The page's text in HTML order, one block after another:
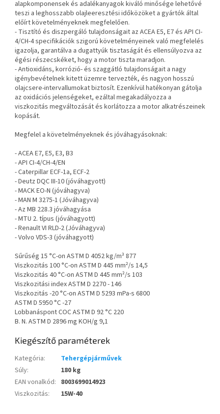
alapkomponensek és adalékanyagok kiváló minősége lehetővé
teszi a leghosszabb olajleeresztési időközöket a gyártók által
előírt követelményeknek megfelelően.
- Tisztító és diszpergáló tulajdonságait az ACEA E5, E7 és API CI-
4/CH-4 specifikációk szigorú követelményeinek való megfelelés
igazolja, garantálva a dugattyúk tisztaságát és ellensúlyozva az
égési részecskéket, hogy a motor tiszta maradjon.
- Antioxidáns, korrózió- és szaggátló tulajdonságait a nagy
igénybevételnek kitett üzemre tervezték, és nagyon hosszú
olajcsere-intervallumokat biztosít. Ezenkívül hatékonyan gátolja
az oxidációs jelenségeket, ezáltal megakadályozza a
viszkozitás megváltozását és korlátozza a motor alkatrészeinek
kopását.
Megfelel a követelményeknek és jóváhagyásoknak:
- ACEA E7, E5, E3, B3
- API CI-4/CH-4/EN
- Caterpillar ECF-1a, ECF-2
- Deutz DQC III-10 (jóváhagyott)
- MACK EO-N (jóváhagyva)
- MAN M 3275-1 (Jóváhagyva)
- Az MB 228.3 jóváhagyása
- MTU 2. típus (jóváhagyott)
- Renault VI RLD-2 (Jóváhagyva)
- Volvo VDS-3 (jóváhagyott)
Sűrűség 15 °C-on ASTM D 4052 kg/m³ 877
Viszkozitás 100 °C-on ASTM D 445 mm²/s 14,5
Viszkozitás 40 °C-on ASTM D 445 mm²/s 103
Viszkozitási index ASTM D 2270 - 146
Viszkozitás -20 °C-on ASTM D 5293 mPa-s 6800
ASTM D 5950 °C -27
Lobbanáspont COC ASTM D 92 °C 220
B. N. ASTM D 2896 mg KOH/g 9,1
Kiegészítő paraméterek
Kategória:
Tehergépjárművek
Súly:
180 kg
EAN vonalkód: 8003699014923
Viszkozitás: 15W-40